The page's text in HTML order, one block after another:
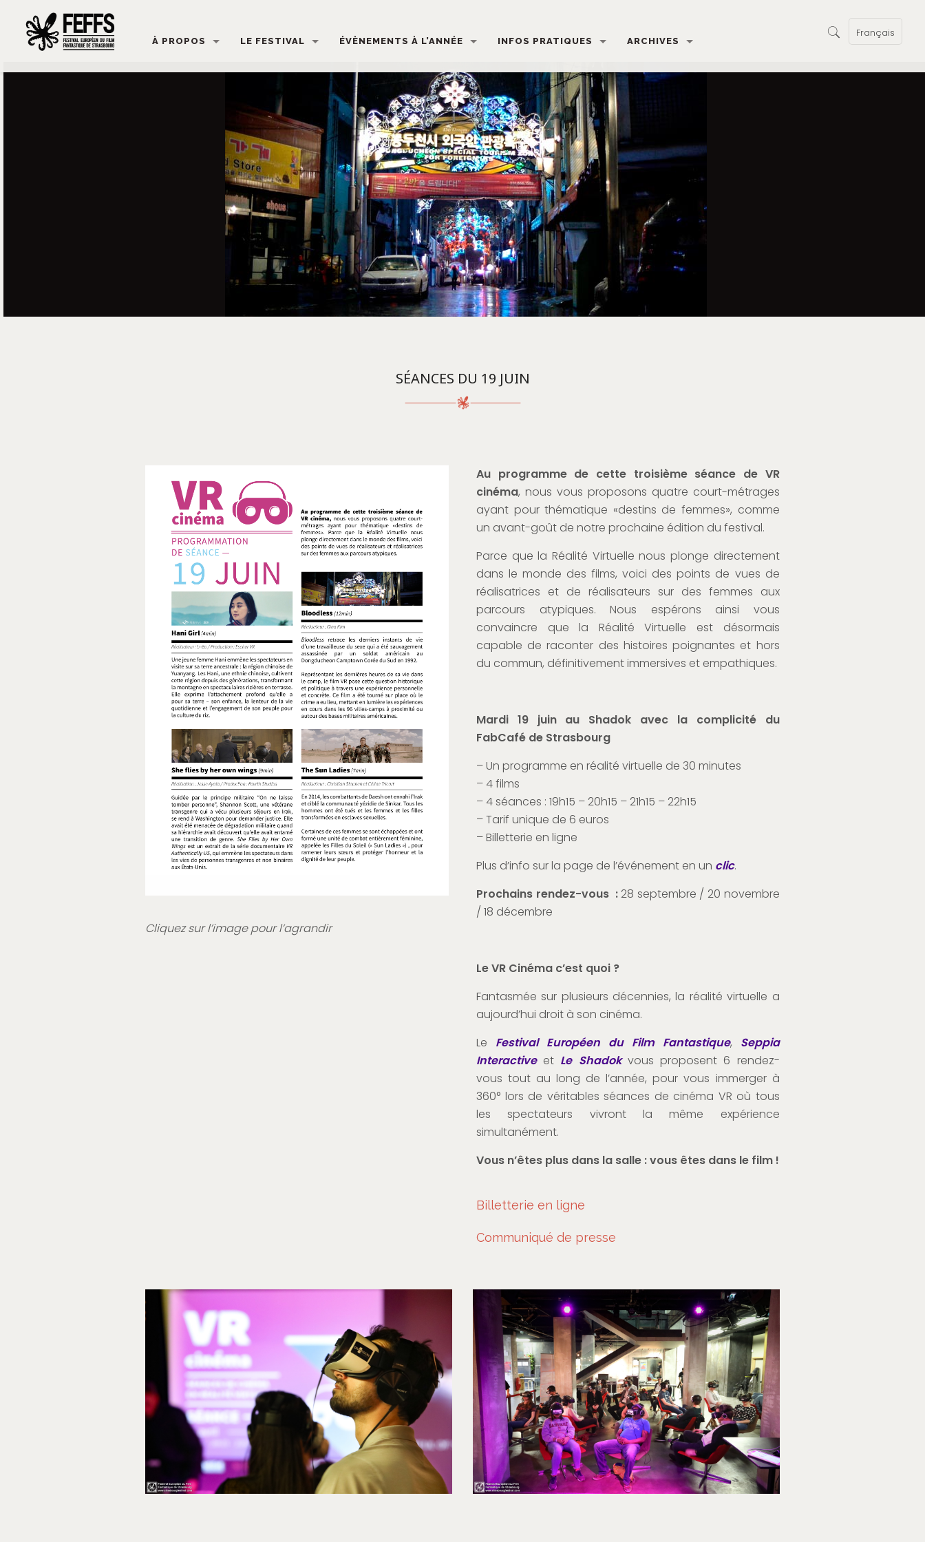
À PROPOS LE FESTIVAL ÉVÈNEMENTS À L’ANNÉE INFOS PRATIQUES ARCHIVES
Français
SÉANCES DU 19 JUIN
Cliquez sur l’image pour l’agrandir
Au programme de cette troisième séance de VR
cinéma, nous vous proposons quatre court-métrages
ayant pour thématique «destins de femmes», comme
un avant-goût de notre prochaine édition du festival.
Parce que la Réalité Virtuelle nous plonge directement
dans le monde des films, voici des points de vues de
réalisatrices et de réalisateurs sur des femmes aux
parcours atypiques. Nous espérons ainsi vous
convaincre que la Réalité Virtuelle est désormais
capable de raconter des histoires poignantes et hors
du commun, définitivement immersives et empathiques.
Mardi 19 juin au Shadok avec la complicité du
FabCafé de Strasbourg
– Un programme en réalité virtuelle de 30 minutes
– 4 films
– 4 séances : 19h15 – 20h15 – 21h15 – 22h15
– Tarif unique de 6 euros
– Billetterie en ligne
Plus d’info sur la page de l’événement en un clic.
Prochains rendez-vous : 28 septembre / 20 novembre
/ 18 décembre
Le VR Cinéma c’est quoi ?
Fantasmée sur plusieurs décennies, la réalité virtuelle a
aujourd’hui droit à son cinéma.
Le Festival Européen du Film Fantastique, Seppia
Interactive et Le Shadokvous proposent 6 rendez-
vous tout au long de l’année, pour vous immerger à
360° lors de véritables séances de cinéma VR où tous
les spectateurs vivront la même expérience
simultanément.
Vous n’êtes plus dans la salle : vous êtes dans le film !
Billetterie en ligne
Communiqué de presse